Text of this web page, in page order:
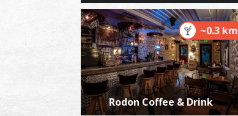
~0.3 km
Rodon Coffee & Drink